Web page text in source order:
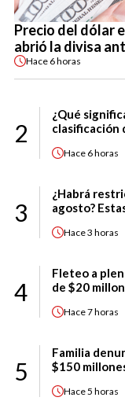
Precio del dólar
abrió la divisa
Hace 6 horas
2
¿Qué
clasificación
Hace 6 horas
3
¿Habrá
agosto?
Hace3 horas
4
Fleteo a
de $20
Hace7 horas
5
Familia
$150
Hace5 horas